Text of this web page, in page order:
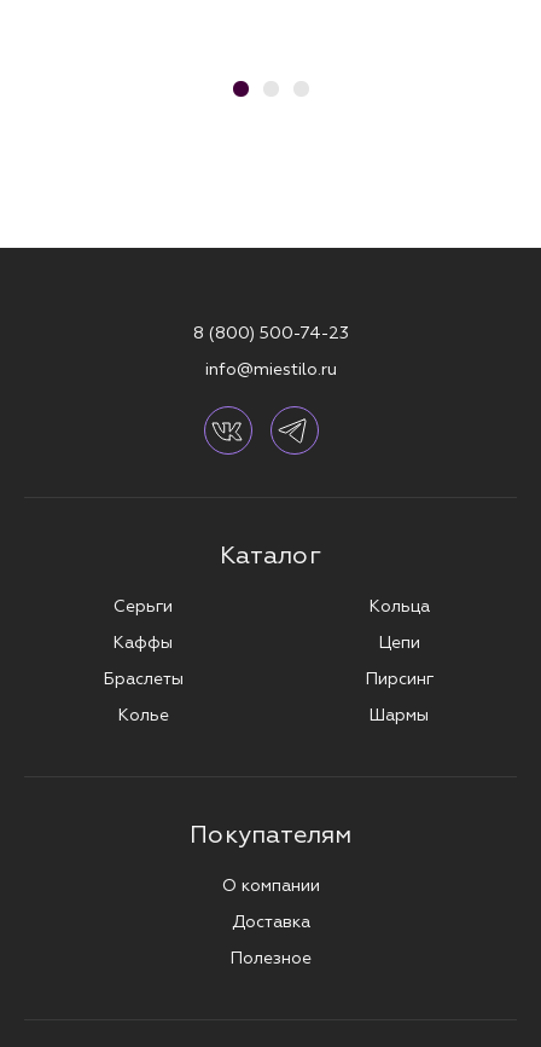
8 (800) 500-74-23
info@miestilo.ru
Каталог
Серьги
Каффы
Браслеты
Колье
Кольца
Цепи
Пирсинг
Шармы
Покупателям
О компании
Доставка
Полезное